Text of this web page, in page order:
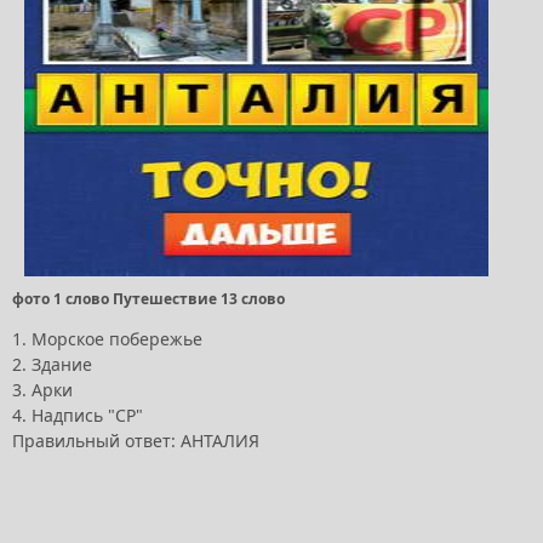
фото 1 слово Путешествие 13 слово
1. Морское побережье
2. Здание
3. Арки
4. Надпись "СР"
Правильный ответ: АНТАЛИЯ